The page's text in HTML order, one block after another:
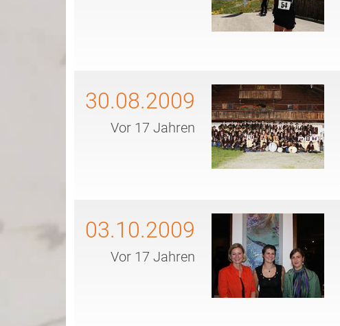
30.08.2009
Vor 17 Jahren
03.10.2009
Vor 17 Jahren